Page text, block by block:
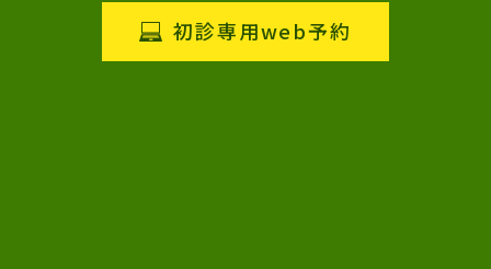
初診専用web予約